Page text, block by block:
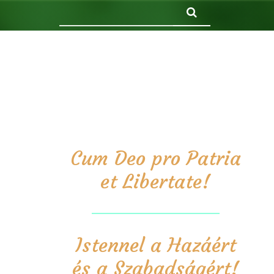
Cum Deo pro Patria
et Libertate!
Istennel a Hazáért
és a Szabadságért!